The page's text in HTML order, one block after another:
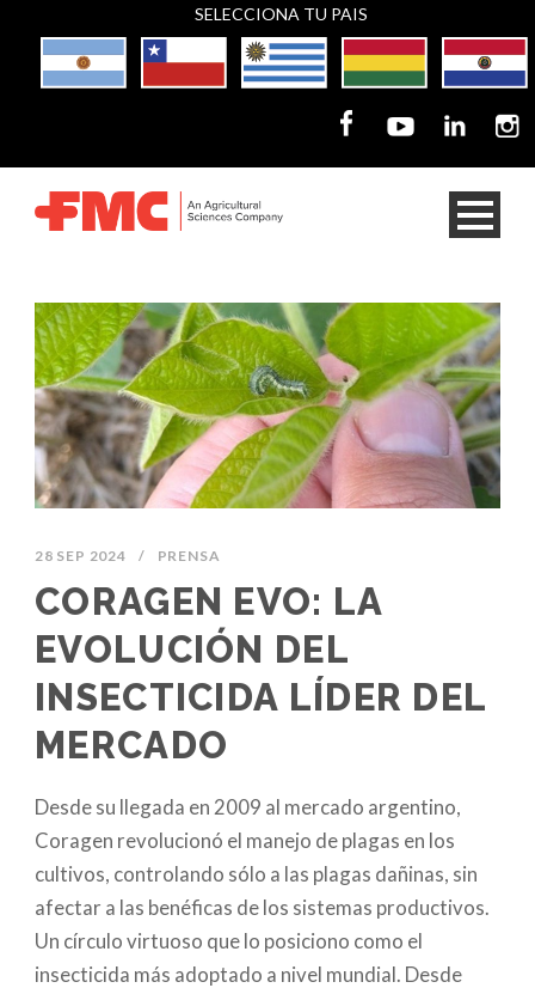
SELECCIONA TU PAIS
28 SEP 2024 / PRENSA
CORAGEN EVO: LA
EVOLUCIÓN DEL
INSECTICIDA LÍDER DEL
MERCADO
Desde su llegada en 2009 al mercado argentino,
Coragen revolucionó el manejo de plagas en los
cultivos, controlando sólo a las plagas dañinas, sin
afectar a las benéficas de los sistemas productivos.
Un círculo virtuoso que lo posiciono como el
insecticida más adoptado a nivel mundial. Desde